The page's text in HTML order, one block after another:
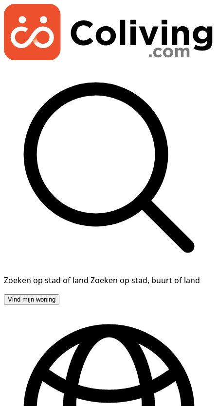
Zoeken op stad of land Zoeken op stad, buurt of land
Vind mijn woning